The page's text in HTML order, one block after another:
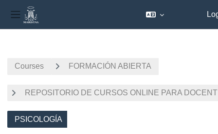
Side panel
Courses FORMACIÓN ABIERTA
REPOSITORIO DE CURSOS ONLINE PARA
PSICOLOGÍA